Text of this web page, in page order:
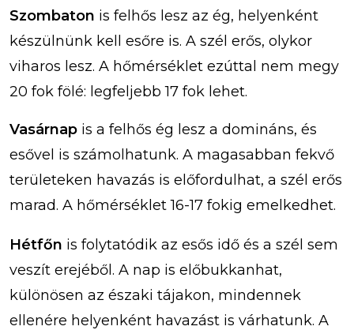
Szombaton is felhős lesz az ég, helyenként
készülnünk kell esőre is. A szél erős, olykor
viharos lesz. A hőmérséklet ezúttal nem megy
20 fok fölé: legfeljebb 17 fok lehet.
Vasárnap is a felhős ég lesz a domináns, és
esővel is számolhatunk. A magasabban fekvő
területeken havazás is előfordulhat, a szél erős
marad. A hőmérséklet 16-17 fokig emelkedhet.
Hétfőn is folytatódik az esős idő és a szél sem
veszít erejéből. A nap is előbukkanhat,
különösen az északi tájakon, mindennek
ellenére helyenként havazást is várhatunk. A